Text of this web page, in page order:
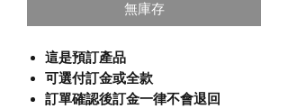
無庫存
這是預訂產品
可選付訂金或全款
訂單確認後訂金一律不會退回